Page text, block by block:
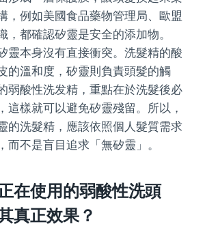
，例如美國食品藥物管理局、歐盟
，都確認矽靈是安全的添加物。
靈本身沒有直接衝突。洗髮精的酸
的溫和度，矽靈則負責頭髮的觸
弱酸性洗发精，重點在於洗髮後必
這樣就可以避免矽靈殘留。所以，
的洗髮精，應該依照個人髮質需求
而不是盲目追求「無矽靈」。
在使用的弱酸性洗頭
真正效果？